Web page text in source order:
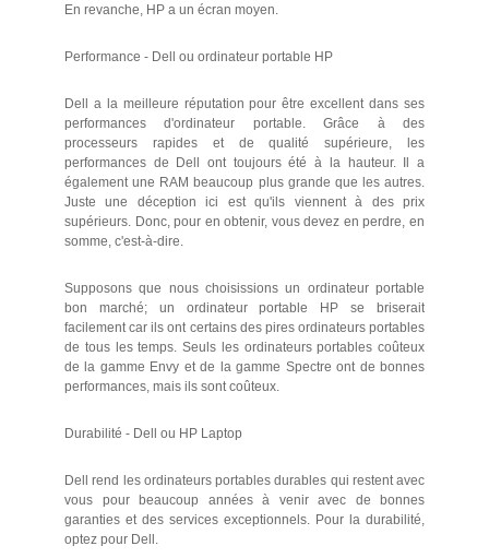
En revanche, HP a un écran moyen.
Performance - Dell ou ordinateur portable HP
Dell a la meilleure réputation pour être excellent dans ses
performances d'ordinateur portable. Grâce à des
processeurs rapides et de qualité supérieure, les
performances de Dell ont toujours été à la hauteur. Il a
également une RAM beaucoup plus grande que les autres.
Juste une déception ici est qu'ils viennent à des prix
supérieurs. Donc, pour en obtenir, vous devez en perdre, en
somme, c'est-à-dire.
Supposons que nous choisissions un ordinateur portable
bon marché; un ordinateur portable HP se briserait
facilement car ils ont certains des pires ordinateurs portables
de tous les temps. Seuls les ordinateurs portables coûteux
de la gamme Envy et de la gamme Spectre ont de bonnes
performances, mais ils sont coûteux.
Durabilité - Dell ou HP Laptop
Dell rend les ordinateurs portables durables qui restent avec
vous pour beaucoup années à venir avec de bonnes
garanties et des services exceptionnels. Pour la durabilité,
optez pour Dell.